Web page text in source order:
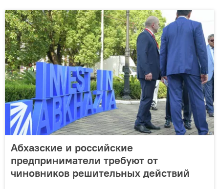
Абхазские и российские
предприниматели требуют от
чиновников решительных действий